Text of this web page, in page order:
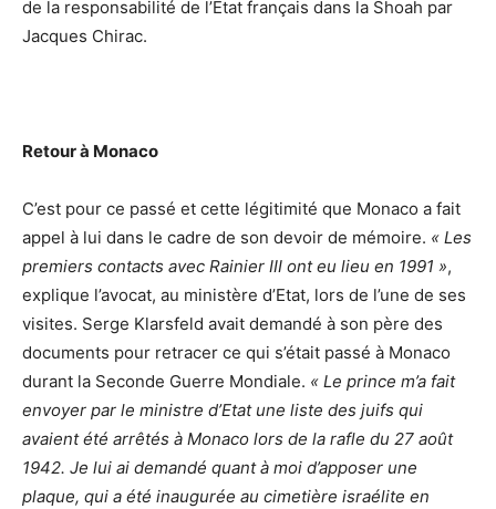
de la responsabilité de l’Etat français dans la Shoah par
Jacques Chirac.
Retour à Monaco
C’est pour ce passé et cette légitimité que Monaco a fait
appel à lui dans le cadre de son devoir de mémoire. « Les
premiers contacts avec Rainier III ont eu lieu en 1991 »,
explique l’avocat, au ministère d’Etat, lors de l’une de ses
visites. Serge Klarsfeld avait demandé à son père des
documents pour retracer ce qui s’était passé à Monaco
durant la Seconde Guerre Mondiale. « Le prince m’a fait
envoyer par le ministre d’Etat une liste des juifs qui
avaient été arrêtés à Monaco lors de la rafle du 27 août
1942. Je lui ai demandé quant à moi d’apposer une
plaque, qui a été inaugurée au cimetière israélite en